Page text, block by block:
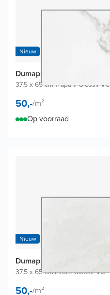
Nieuw
Dumaplast Dumawall+
37,5 x 65 cm|Trapani Gloss|PVC
50,-/m²
Op voorraad
Nieuw
Dumaplast Dumawall+
37,5 x 65 cm|Evora Gloss|PVC
50,-/m²